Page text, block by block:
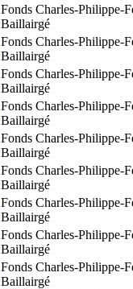
Fonds Charles-Philippe-
Baillairgé
Fonds Charles-Philippe-
Baillairgé
Fonds Charles-Philippe-
Baillairgé
Fonds Charles-Philippe-
Baillairgé
Fonds Charles-Philippe-
Baillairgé
Fonds Charles-Philippe-
Baillairgé
Fonds Charles-Philippe-
Baillairgé
Fonds Charles-Philippe-
Baillairgé
Fonds Charles-Philippe-
Baillairgé